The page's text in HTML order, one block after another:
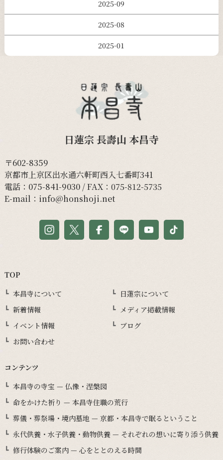
2025-09
2025-08
2025-01
日蓮宗 長壽山 本昌寺
〒602-8359
京都市上京区出水通六軒町西入七番町341
電話： 075-841-9030/ FAX：075-812-5735
E-mail： info@honshoji.net
TOP
本昌寺について
日蓮宗について
新着情報
メディア掲載情報
イベント情報
ブログ
お問い合わせ
コンテンツ
本昌寺の寺宝 — 仏像・涅槃図
命をかけた祈り — 本昌寺住職の荒行
葬儀・葬祭場・境内墓地 — 京都・本昌寺で眠るということ
永代供養・水子供養・動物供養 — それぞれの想いに寄り添う供養
修行体験のご案内 — 心をととのえる時間